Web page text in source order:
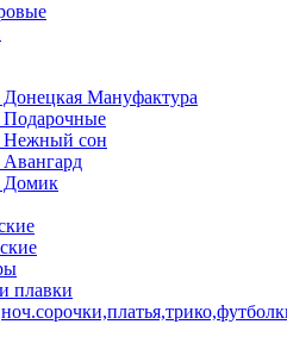
Мануфактура
Нежный сон
Домик
плавки